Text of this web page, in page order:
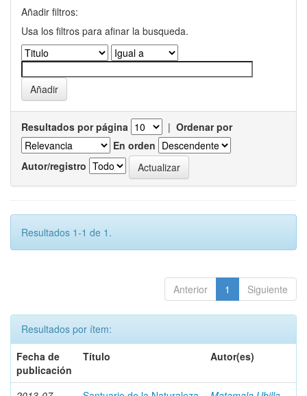
Añadir filtros:
Usa los filtros para afinar la busqueda.
Resultados por página | Ordenar por
En orden
Autor/registro
Resultados 1-1 de 1.
Anterior 1 Siguiente
Resultados por ítem:
Fecha de
publicación
Título Autor(es)